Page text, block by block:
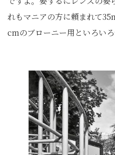
れもマニアの方に頼まれて
cmのブローニー用といろいろ